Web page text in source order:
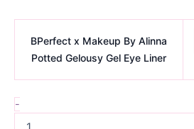
BPerfect x Makeup By Alinna
Potted Gelousy Gel Eye Liner
-